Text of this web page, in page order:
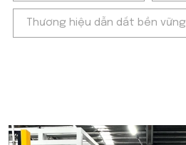
Thương hiệu dẫn dắt bền vững